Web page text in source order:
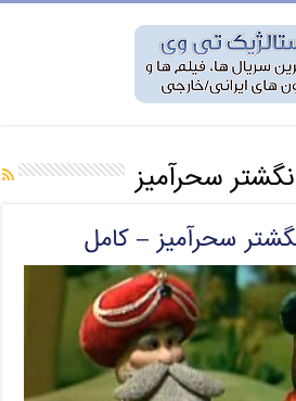
سحرآمیز
سحرآمیز – کامل